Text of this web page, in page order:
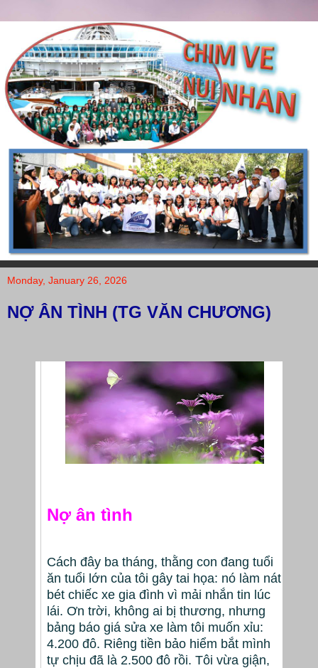
Monday, January 26, 2026
NỢ ÂN TÌNH (TG VĂN CHƯƠNG)
Nợ ân tình
Cách đây ba tháng, thằng con đang tuổi
ăn tuổi lớn của tôi gây tai họa: nó làm nát
bét chiếc xe gia đình vì mải nhắn tin lúc
lái. Ơn trời, không ai bị thương, nhưng
bảng báo giá sửa xe làm tôi muốn xỉu:
4.200 đô. Riêng tiền bảo hiểm bắt mình
tự chịu đã là 2.500 đô rồi. Tôi vừa giận,